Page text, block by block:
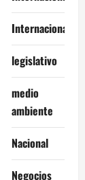
Internacionales
legislativo
medio
ambiente
Nacional
Negocios